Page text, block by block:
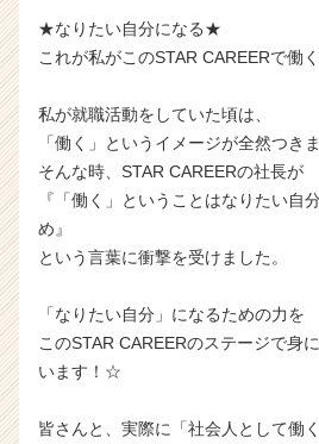
★なりたい自分になる★
これが私がこのSTAR CAREERで働
私が就職活動をしていた頃は、
「働く」というイメージが全然つき
そんな時、STAR CAREERの社長が
『「働く」ということはなりたい自
め』
という言葉に衝撃を受けました。
「なりたい自分」になるための力を
このSTAR CAREERのステージで身
います！☆
皆さんと、実際に「社会人として働